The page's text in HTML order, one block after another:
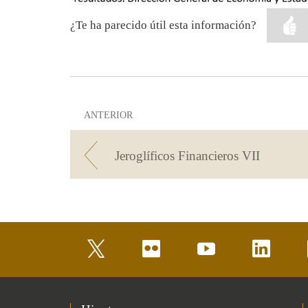
¿Te ha parecido útil esta información?
ANTERIOR
Jeroglíficos Financieros VII
flickr youtube linkedin